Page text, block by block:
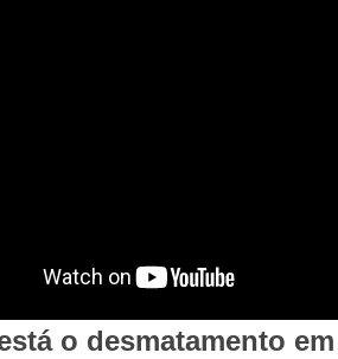
o desmatamento em